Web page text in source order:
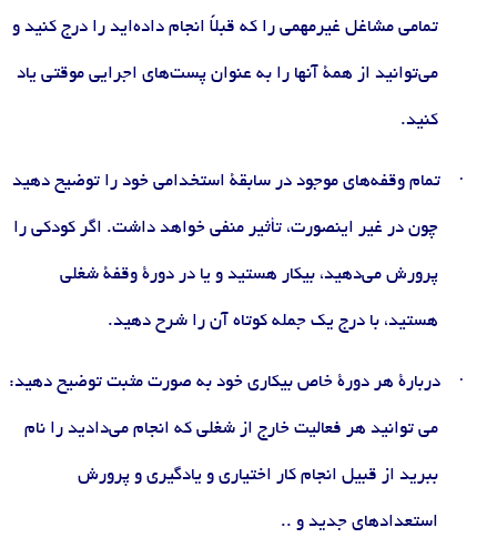
تمامی مشاغل غیرمهمی را که قبلاً انجام دادهاید را درج کنید و
میتوانید از همۀ آنها را به عنوان پستهای اجرایی موقتی یاد
کنید.
· تمام وقفههای موجود در سابقۀ استخدامی خود را توضیح دهید
چون در غیر اینصورت، تأثیر منفی خواهد داشت. اگر کودکی را
پرورش میدهید، بیکار هستید و یا در دورۀ وقفۀ شغلی
هستید، با درج یک جمله کوتاه آن را شرح دهید.
· دربارۀ هر دورۀ خاص بیکاری خود به صورت مثبت توضیح دهید:
می توانید هر فعالیت خارج از شغلی که انجام میدادید را نام
ببرید از قبیل انجام کار اختیاری و یادگیری و پرورش
استعدادهای جدید و ..